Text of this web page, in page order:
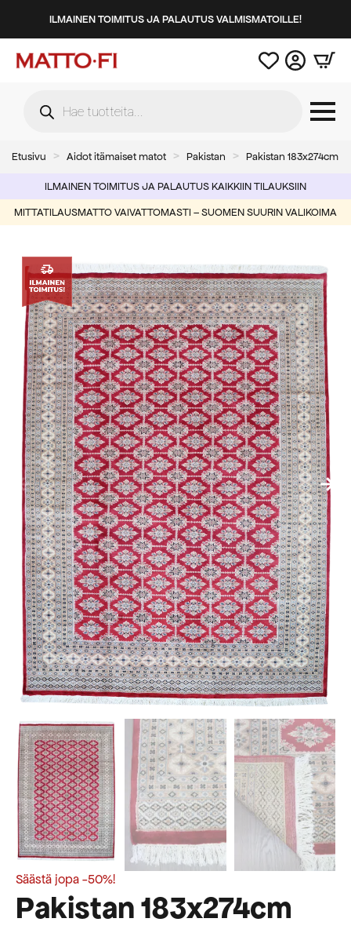
ILMAINEN TOIMITUS JA PALAUTUS VALMISMATOILLE!
search
Etusivu Aidot itämaiset matot Pakistan Pakistan 183x274cm
ILMAINEN TOIMITUS JA PALAUTUS KAIKKIIN TILAUKSIIN
MITTATILAUSMATTO VAIVATTOMASTI – SUOMEN SUURIN VALIKOIMA
-50%
Säästä jopa -50%!
Pakistan 183x274cm